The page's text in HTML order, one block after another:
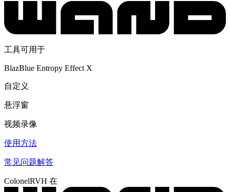
工具可用于
BlazBlue Entropy Effect X
自定义
悬浮窗
视频录像
使用方法
常见问题解答
ColonelRVH 在